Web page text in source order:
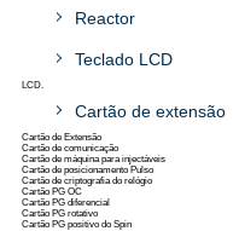
Reactor
Teclado LCD
LCD.
Cartão de extensão
Cartão de Extensão
Cartão de comunicação
Cartão de máquina para injectáveis
Cartão de posicionamento Pulso
Cartão de criptografia do relógio
Cartão PG OC
Cartão PG diferencial
Cartão PG rotativo
Cartão PG positivo do Spin